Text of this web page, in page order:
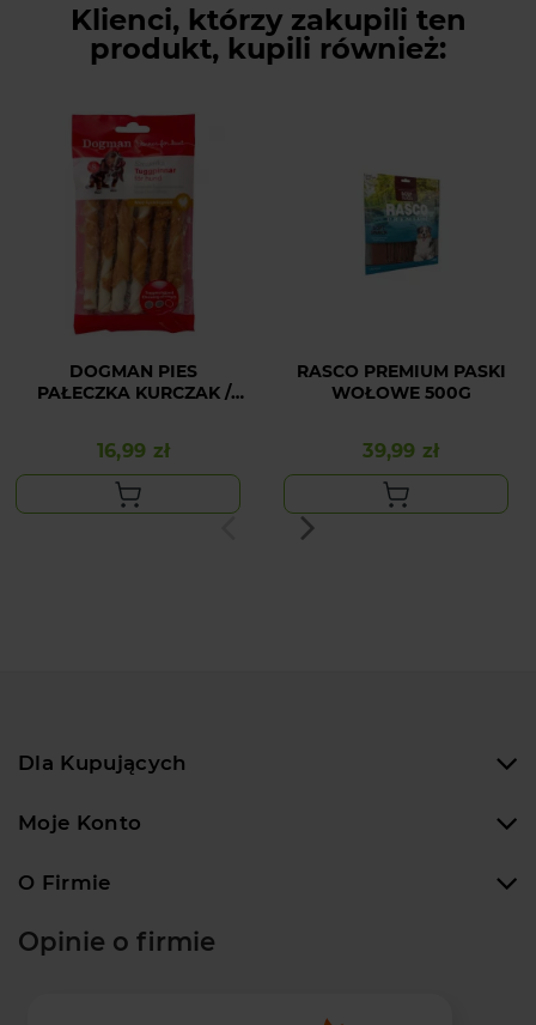
Klienci, którzy zakupili ten
produkt, kupili również:
DOGMAN PIES
PAŁECZKA KURCZAK /
Cena
16,99 zł
RASCO PREMIUM PASKI
WOŁOWE 500G
Cena
39,99 zł
Dla Kupujących
Moje Konto
O Firmie
Opinie o firmie